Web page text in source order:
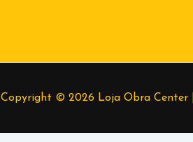
Copyright © 2026 Loja Obra Center